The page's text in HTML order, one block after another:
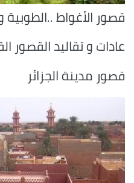
قصور الأغواط ..الطوبية
عادات و تقاليد القصور
قصور مدينة الجزائر